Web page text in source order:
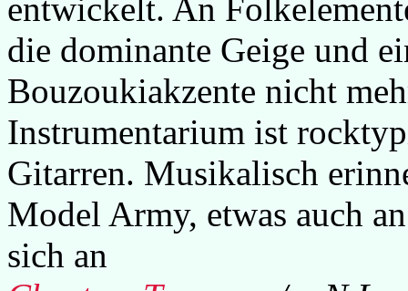
entwickelt. An
die dominante Geige und
Bouzoukiakzente nicht
Instrumentarium ist
Gitarren. Musikalisch
Model Army, etwas auch
sich an